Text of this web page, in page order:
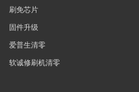
刷免芯片
固件升级
爱普生清零
软诚修刷机清零